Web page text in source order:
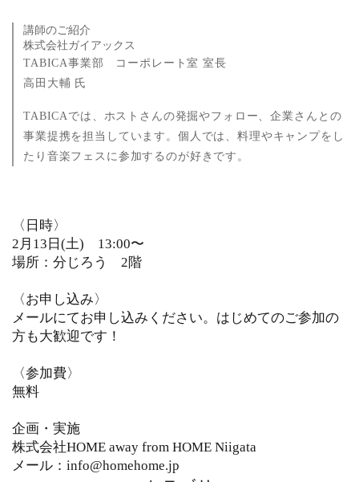
講師のご紹介
株式会社ガイアックス
TABICA事業部 コーポレート室 室長
高田大輔 氏
TABICAでは、ホストさんの発掘やフォロー、企業さんとの
事業提携を担当しています。 個人では、料理やキャンプをし
たり音楽フェスに参加するのが好きです。
〈日時〉
2月13日(土) 13:00〜
場所：分じろう 2階
〈お申し込み〉
メールにてお申し込みください。はじめてのご参加の
方も大歓迎です！
〈参加費〉
無料
企画・実施
株式会社HOME away from HOME Niigata
メール：info@homehome.jp